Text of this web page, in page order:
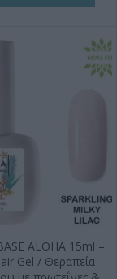
ALOHA 15ml –
Gel / Θεραπεία